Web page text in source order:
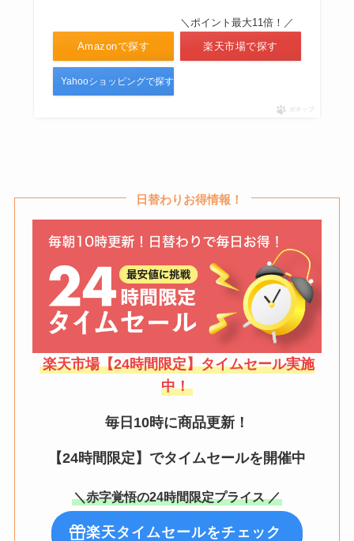
Amazonで探す
＼ポイント最大11倍！／
楽天市場で探す
Yahooショッピングで探す
ポチップ
日替わりお得情報！
楽天市場【24時間限定】タイムセール実施
中！
毎日10時に商品更新！
【24時間限定】でタイムセールを開催中
＼赤字覚悟の24時間限定プライス ／
楽天タイムセールをチェック